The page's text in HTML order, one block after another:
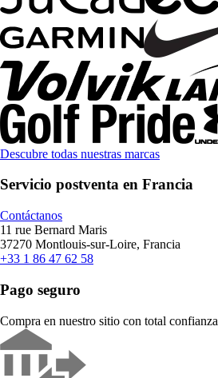
Descubre todas nuestras marcas
Servicio postventa en Francia
Contáctanos
11 rue Bernard Maris
37270 Montlouis-sur-Loire, Francia
+33 1 86 47 62 58
Pago seguro
Compra en nuestro sitio con total confianza